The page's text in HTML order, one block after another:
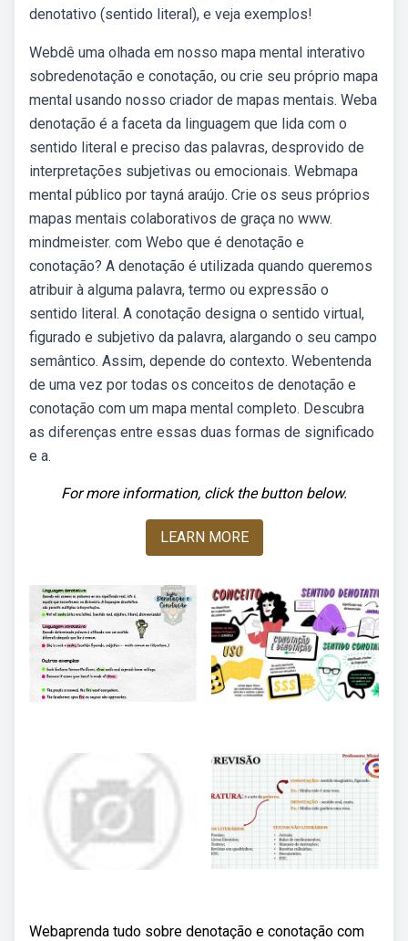
denotativo (sentido literal), e veja exemplos!
Webdê uma olhada em nosso mapa mental interativo
sobredenotação e conotação, ou crie seu próprio mapa
mental usando nosso criador de mapas mentais. Weba
denotação é a faceta da linguagem que lida com o
sentido literal e preciso das palavras, desprovido de
interpretações subjetivas ou emocionais. Webmapa
mental público por tayná araújo. Crie os seus próprios
mapas mentais colaborativos de graça no www.
mindmeister. com Webo que é denotação e
conotação? A denotação é utilizada quando queremos
atribuir à alguma palavra, termo ou expressão o
sentido literal. A conotação designa o sentido virtual,
figurado e subjetivo da palavra, alargando o seu campo
semântico. Assim, depende do contexto. Webentenda
de uma vez por todas os conceitos de denotação e
conotação com um mapa mental completo. Descubra
as diferenças entre essas duas formas de significado
e a.
For more information, click the button below.
LEARN MORE
Webaprenda tudo sobre denotação e conotação com